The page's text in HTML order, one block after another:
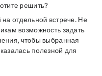
решить?
отдельной встрече. Не
возможность задать
чтобы выбранная
полезной для